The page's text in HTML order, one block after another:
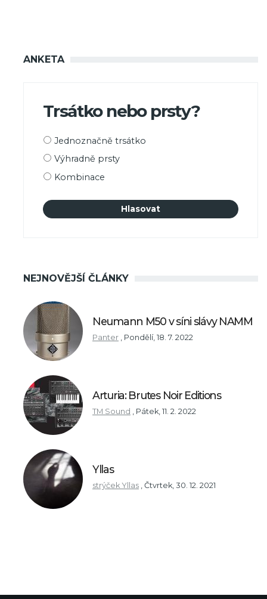
ANKETA
Trsátko nebo prsty?
Možnosti
Jednoznačně trsátko
Výhradně prsty
Kombinace
NEJNOVĚJŠÍ ČLÁNKY
Neumann M50 v síni slávy NAMM
Panter , Pondělí, 18. 7. 2022
Arturia: Brutes Noir Editions
TM Sound , Pátek, 11. 2. 2022
Yllas
strýček Yllas , Čtvrtek, 30. 12. 2021